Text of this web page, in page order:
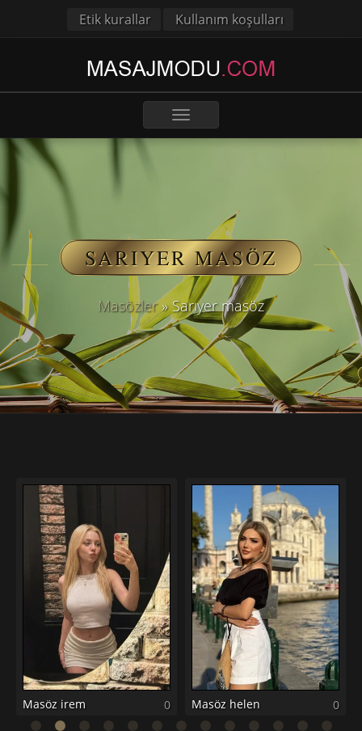
Etik kurallar Kullanım koşulları
Toggle
navigation
SARIYER MASÖZ
Masözler»Sarıyer masöz
Masöz irem 0 Masöz helen 0